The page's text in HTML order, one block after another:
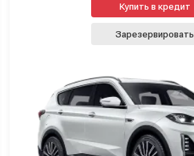
Купить в кредит
Зарезервировать